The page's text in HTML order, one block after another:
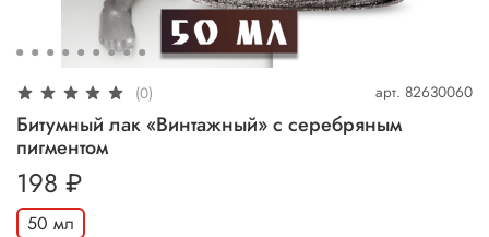
(0) арт. 82630060
Битумный лак «Винтажный» с серебряным
пигментом
198 ₽
50 мл